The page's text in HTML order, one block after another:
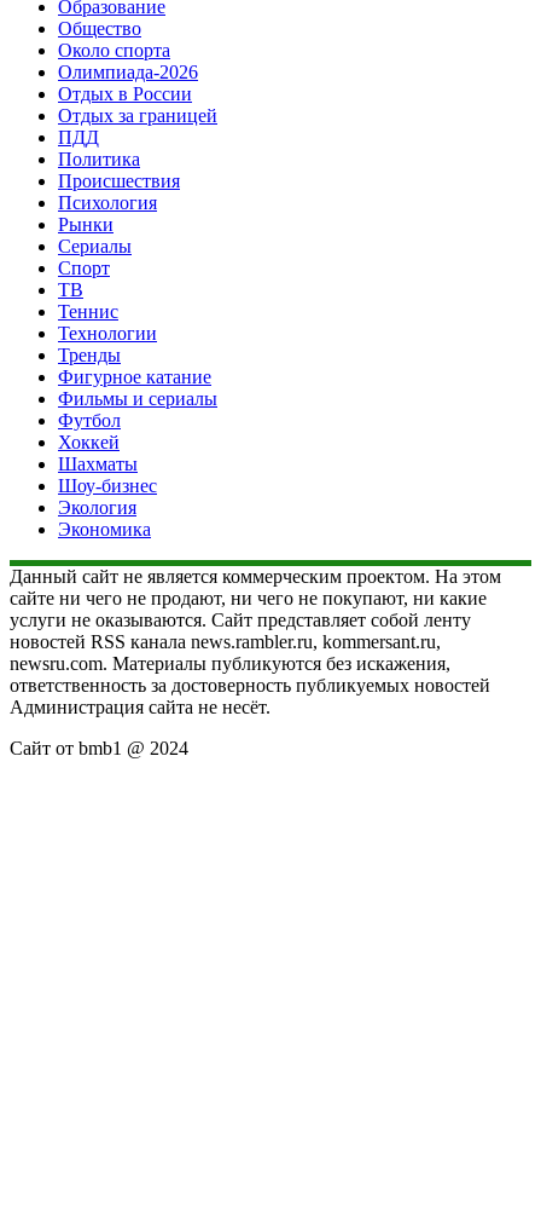
Образование
Общество
Около спорта
Олимпиада-2026
Отдых в России
Отдых за границей
ПДД
Политика
Происшествия
Психология
Рынки
Сериалы
Спорт
ТВ
Теннис
Технологии
Тренды
Фигурное катание
Фильмы и сериалы
Футбол
Хоккей
Шахматы
Шоу-бизнес
Экология
Экономика
Данный сайт не является коммерческим проектом. На этом
сайте ни чего не продают, ни чего не покупают, ни какие
услуги не оказываются. Сайт представляет собой ленту
новостей RSS канала news.rambler.ru, kommersant.ru,
newsru.com. Материалы публикуются без искажения,
ответственность за достоверность публикуемых новостей
Администрация сайта не несёт.
Сайт от bmb1 @ 2024